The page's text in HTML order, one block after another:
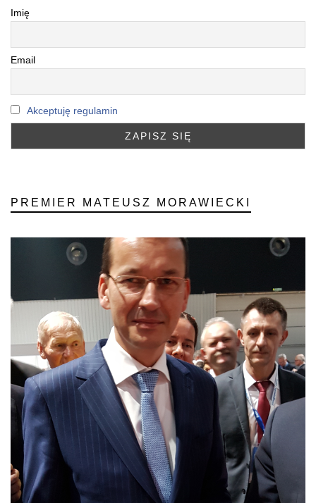
Imię
Email
Akceptuję regulamin
PREMIER MATEUSZ MORAWIECKI